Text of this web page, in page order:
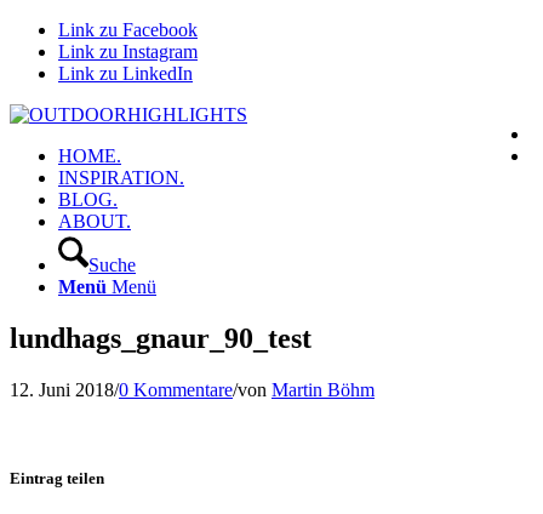
Link zu Facebook
Link zu Instagram
Link zu LinkedIn
HOME.
INSPIRATION.
BLOG.
ABOUT.
Suche
Menü Menü
lundhags_gnaur_90_test
12. Juni 2018/0 Kommentare/von Martin Böhm
Eintrag teilen